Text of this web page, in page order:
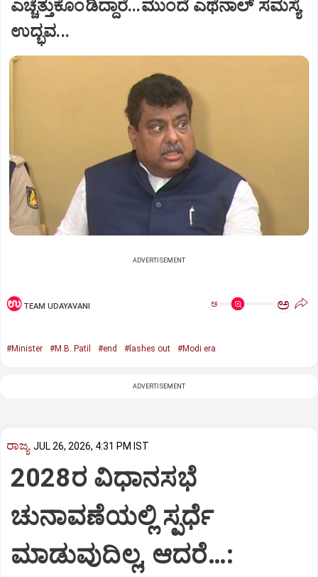
ಎಚ್ಚೆತ್ತುಕೊಂಡಿದ್ದಾರೆ...ಮುಂದೆ ಎಥೆನಾಲ್ ಸಮಸ್ಯೆ
ಉದ್ಭವ...
ADVERTISEMENT
TEAM UDAYAVANI ಅ ಅ
#Minister #M.B. Patil #end #lashes out #Modi era
ADVERTISEMENT
ರಾಜ್ಯ JUL 26, 2026, 4:31 PM IST
2028ರ ವಿಧಾನಸಭೆ
ಚುನಾವಣೆಯಲ್ಲಿ ಸ್ಪರ್ಧೆ
ಮಾಡುವುದಿಲ್ಲ, ಆದರೆ…: